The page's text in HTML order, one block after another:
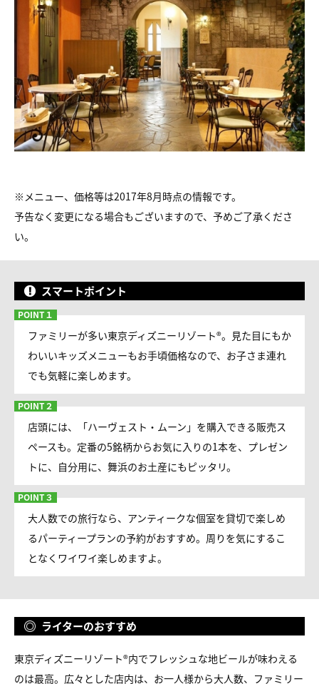
※メニュー、価格等は2017年8月時点の情報です。
予告なく変更になる場合もございますので、予めご了承くださ
い。
スマートポイント
ファミリーが多い東京ディズニーリゾート®。見た目にもか
わいいキッズメニューもお手頃価格なので、お子さま連れ
でも気軽に楽しめます。
店頭には、「ハーヴェスト・ムーン」を購入できる販売ス
ペースも。定番の5銘柄からお気に入りの1本を、プレゼン
トに、自分用に、舞浜のお土産にもピッタリ。
大人数での旅行なら、アンティークな個室を貸切で楽しめ
るパーティープランの予約がおすすめ。周りを気にするこ
となくワイワイ楽しめますよ。
ライターのおすすめ
東京ディズニーリゾート®内でフレッシュな地ビールが味わえる
のは最高。広々とした店内は、お一人様から大人数、ファミリー